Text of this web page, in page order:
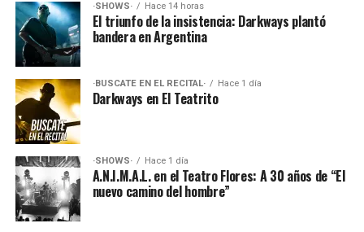
·SHOWS· Hace 14 horas
El triunfo de la insistencia: Darkways plantó
bandera en Argentina
·BUSCATE EN EL RECITAL· Hace 1 día
Darkways en El Teatrito
·SHOWS· Hace 1 día
A.N.I.M.A.L. en el Teatro Flores: A 30 años de “El
nuevo camino del hombre”